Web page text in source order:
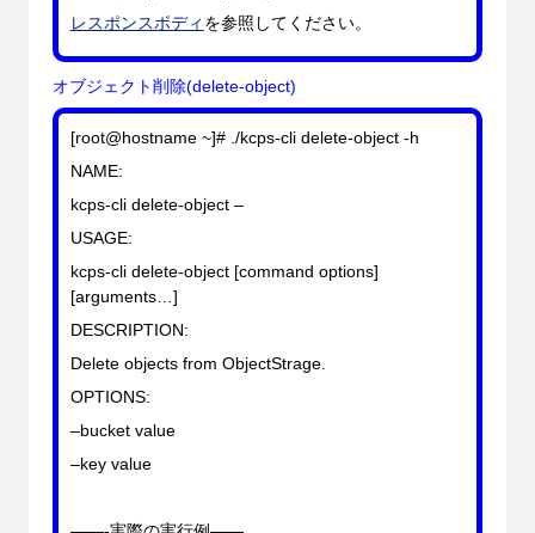
レスポンスボディ を参照してください。
オブジェクト削除(delete-object)
[root@hostname ~]# ./kcps-cli delete-object -h
NAME:
kcps-cli delete-object –
USAGE:
kcps-cli delete-object [command options]
[arguments…]
DESCRIPTION:
Delete objects from ObjectStrage.
OPTIONS:
–bucket value
–key value